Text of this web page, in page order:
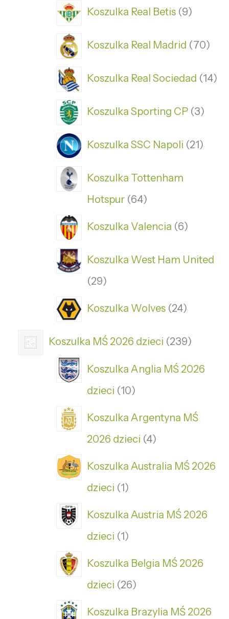
Koszulka Real Betis 9
Koszulka Real Madrid 70
Koszulka Real Sociedad 14
Koszulka Sporting CP 3
Koszulka SSC Napoli 21
Koszulka Tottenham
Hotspur 64
Koszulka Valencia 6
Koszulka West Ham United
29
Koszulka Wolves 24
Koszulka MŚ 2026 dzieci 239
Koszulka Anglia MŚ 2026
dzieci 10
Koszulka Argentyna MŚ
2026 dzieci 4
Koszulka Australia MŚ 2026
dzieci 1
Koszulka Austria MŚ 2026
dzieci 1
Koszulka Belgia MŚ 2026
dzieci 26
Koszulka Brazylia MŚ 2026